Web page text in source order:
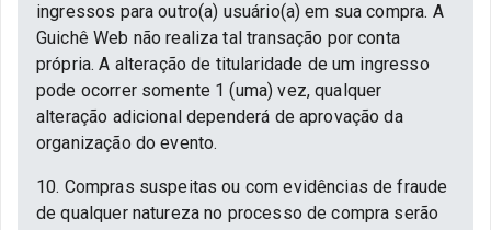
ingressos para outro(a) usuário(a) em sua compra. A
Guichê Web não realiza tal transação por conta
própria. A alteração de titularidade de um ingresso
pode ocorrer somente 1 (uma) vez, qualquer
alteração adicional dependerá de aprovação da
organização do evento.
10. Compras suspeitas ou com evidências de fraude
de qualquer natureza no processo de compra serão